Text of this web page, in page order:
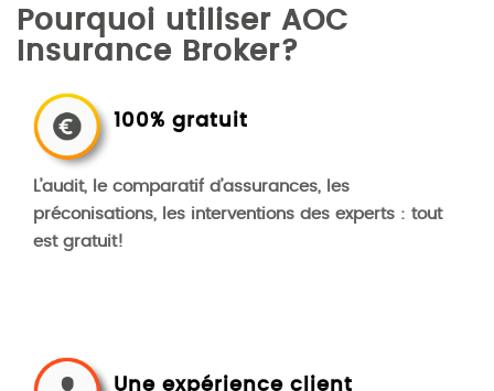
Pourquoi utiliser AOC
Insurance Broker?
100% gratuit
L’audit, le comparatif d’assurances, les
préconisations, les interventions des experts : tout
est gratuit!
Une expérience client